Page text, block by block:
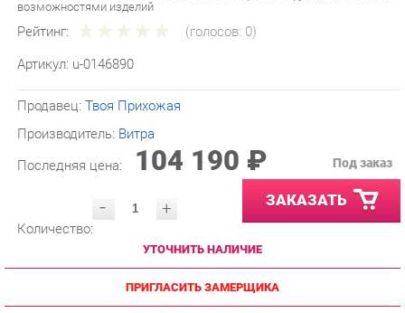
Рейтинг:
Артикул: u-0146890
Продавец:
Производитель: Витра
Последняя цена: 104 190 ₽
- + ЗАКАЗАТЬ
УТОЧНИТЬ НАЛИЧИЕ
ПРИГЛАСИТЬ ЗАМЕРЩИКА
ГАРАНТИЯ ЛУЧШЕЙ ЦЕНЫ